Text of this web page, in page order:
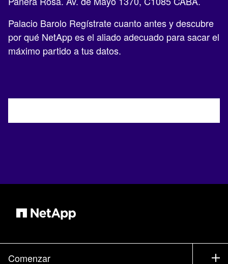
Palacio Barolo Regístrate cuanto antes y descubre
por qué NetApp es el aliado adecuado para sacar el
máximo partido a tus datos.
Comenzar